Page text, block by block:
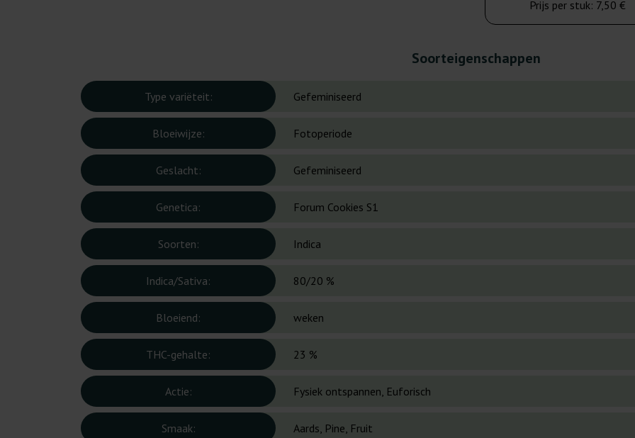
Prijs per stuk: 7,50 €
Soorteigenschappen
Type variëteit: Gefeminiseerd
Bloeiwijze: Fotoperiode
Geslacht: Gefeminiseerd
Genetica: Forum Cookies S1
Soorten: Indica
Indica/Sativa: 80/20 %
Bloeiend: weken
THC-gehalte: 23 %
Actie: Fysiek ontspannen, Euforisch
Smaak: Aards, Pine, Fruit